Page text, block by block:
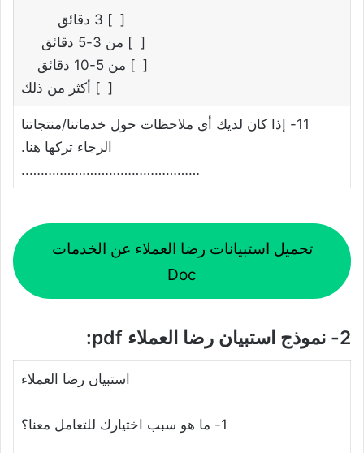
[ ] 3 دقائق
[ ] من 3-5 دقائق
[ ] من 5-10 دقائق
[ ] أكثر من ذلك
11- إذا كان لديك أي ملاحظات حول خدماتنا/منتجاتنا
الرجاء تركها هنا.
………………………………………..
تحميل استبيانات رضا العملاء عن الخدمات
Doc
2- نموذج استبيان رضا العملاء pdf:
استبيان رضا العملاء
1- ما هو سبب اختيارك للتعامل معنا؟